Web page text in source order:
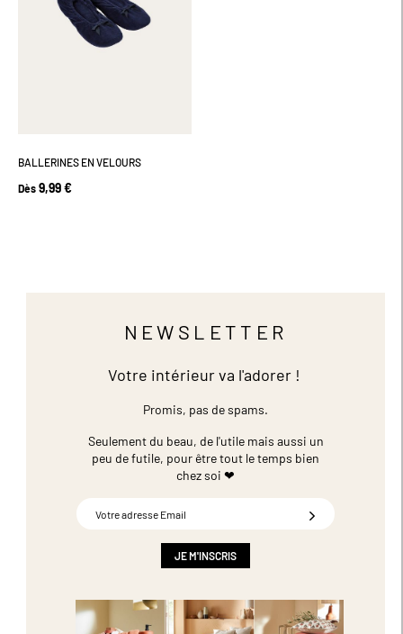
BALLERINES EN VELOURS
Dès 9,99 €
NEWSLETTER
Votre intérieur va l'adorer !
Promis, pas de spams.
Seulement du beau, de l'utile mais aussi un
peu de futile, pour être tout le temps bien
chez soi ❤
JE M'INSCRIS